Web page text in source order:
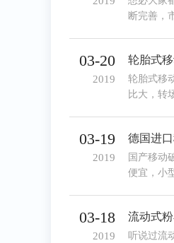
断完善，
03-20
2019
轮胎式
轮胎式移
比大，转
03-19
2019
德国进
国产移动
便宜，小
03-18
2019
流动式
听说过流